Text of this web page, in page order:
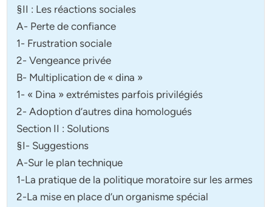
§II : Les réactions sociales
A- Perte de confiance
1- Frustration sociale
2- Vengeance privée
B- Multiplication de « dina »
1- « Dina » extrémistes parfois privilégiés
2- Adoption d’autres dina homologués
Section II : Solutions
§I- Suggestions
A-Sur le plan technique
1-La pratique de la politique moratoire sur les armes
2-La mise en place d’un organisme spécial